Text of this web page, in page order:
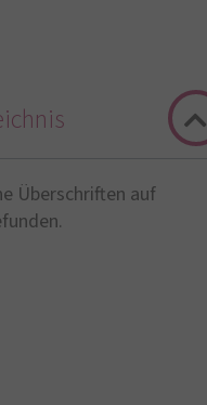
Überschriften auf